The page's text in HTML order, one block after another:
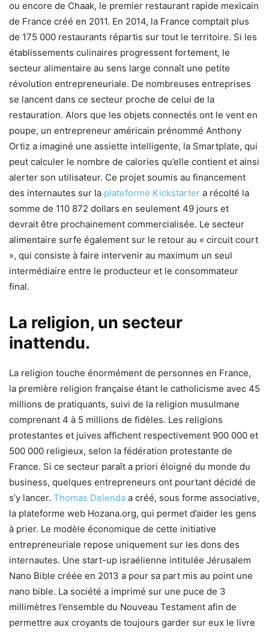
ou encore de Chaak, le premier restaurant rapide mexicain
de France créé en 2011. En 2014, la France comptait plus
de 175 000 restaurants répartis sur tout le territoire. Si les
établissements culinaires progressent fortement, le
secteur alimentaire au sens large connaît une petite
révolution entrepreneuriale. De nombreuses entreprises
se lancent dans ce secteur proche de celui de la
restauration. Alors que les objets connectés ont le vent en
poupe, un entrepreneur américain prénommé Anthony
Ortiz a imaginé une assiette intelligente, la Smartplate, qui
peut calculer le nombre de calories qu’elle contient et ainsi
alerter son utilisateur. Ce projet soumis au financement
des internautes sur la plateforme Kickstarter a récolté la
somme de 110 872 dollars en seulement 49 jours et
devrait être prochainement commercialisée. Le secteur
alimentaire surfe également sur le retour au « circuit court
», qui consiste à faire intervenir au maximum un seul
intermédiaire entre le producteur et le consommateur
final.
La religion, un secteur
inattendu.
La religion touche énormément de personnes en France,
la première religion française étant le catholicisme avec 45
millions de pratiquants, suivi de la religion musulmane
comprenant 4 à 5 millions de fidèles. Les religions
protestantes et juives affichent respectivement 900 000 et
500 000 religieux, selon la fédération protestante de
France. Si ce secteur paraît a priori éloigné du monde du
business, quelques entrepreneurs ont pourtant décidé de
s’y lancer. Thomas Delenda a créé, sous forme associative,
la plateforme web Hozana.org, qui permet d’aider les gens
à prier. Le modèle économique de cette initiative
entrepreneuriale repose uniquement sur les dons des
internautes. Une start-up israélienne intitulée Jérusalem
Nano Bible créée en 2013 a pour sa part mis au point une
nano bible. La société a imprimé sur une puce de 3
millimètres l’ensemble du Nouveau Testament afin de
permettre aux croyants de toujours garder sur eux le livre